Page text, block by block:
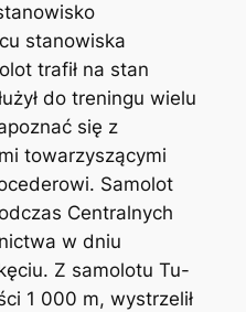
stanowiska
trafił na stan
do treningu wielu
się z
towarzyszącymi
Samolot
Centralnych
w dniu
Z samolotu Tu-
1 000 m, wystrzelił